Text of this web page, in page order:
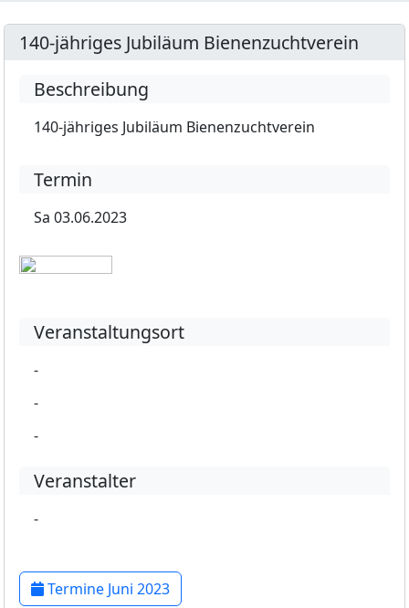
140-jähriges Jubiläum Bienenzuchtverein
Beschreibung
140-jähriges Jubiläum Bienenzuchtverein
Termin
Sa 03.06.2023
Veranstaltungsort
-
-
-
Veranstalter
-
Termine Juni 2023